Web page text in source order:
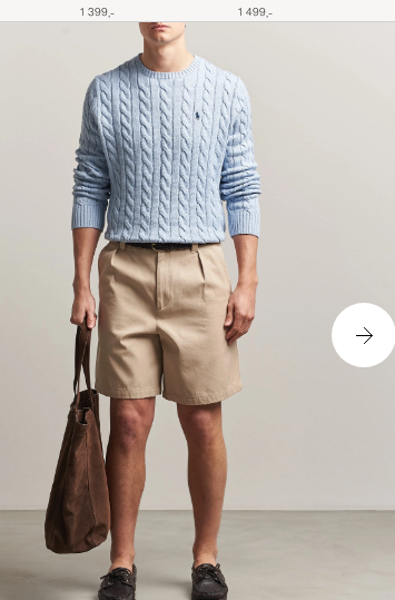
Supersoft Lambswool V-
Neck Denim Blue
1 399,- 1 499,-